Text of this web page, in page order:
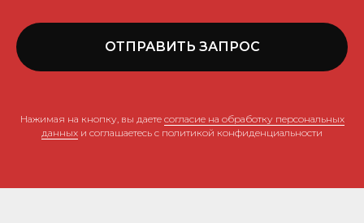
ОТПРАВИТЬ ЗАПРОС
Нажимая на кнопку, вы даете согласие на обработку персональных
данных и соглашаетесь c политикой конфиденциальности